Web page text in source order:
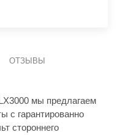
ОТЗЫВЫ
мы предлагаем
с гарантированно
стороннего